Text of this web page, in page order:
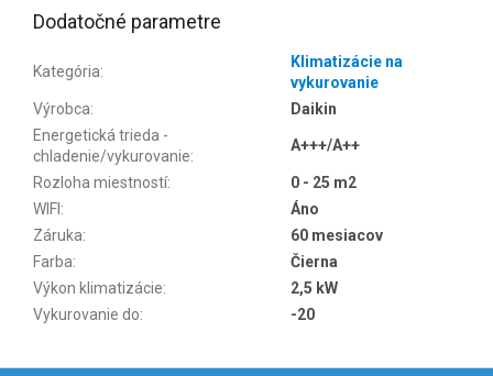
Dodatočné parametre
Kategória:
Klimatizácie na
vykurovanie
Výrobca:
Daikin
Energetická trieda -
chladenie/vykurovanie:
A+++/A++
Rozloha miestností:
0 - 25 m2
WIFI :
Áno
Záruka:
60 mesiacov
Farba:
Čierna
Výkon klimatizácie:
2,5 kW
Vykurovanie do: -20